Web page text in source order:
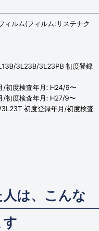
ィルム(フィルム:サステナク
3L23B/3L23PB 初度登録
/初度検査年月: H24/6〜
/初度検査年月: H27/9〜
初度登録年月/初度検査
は、こんな